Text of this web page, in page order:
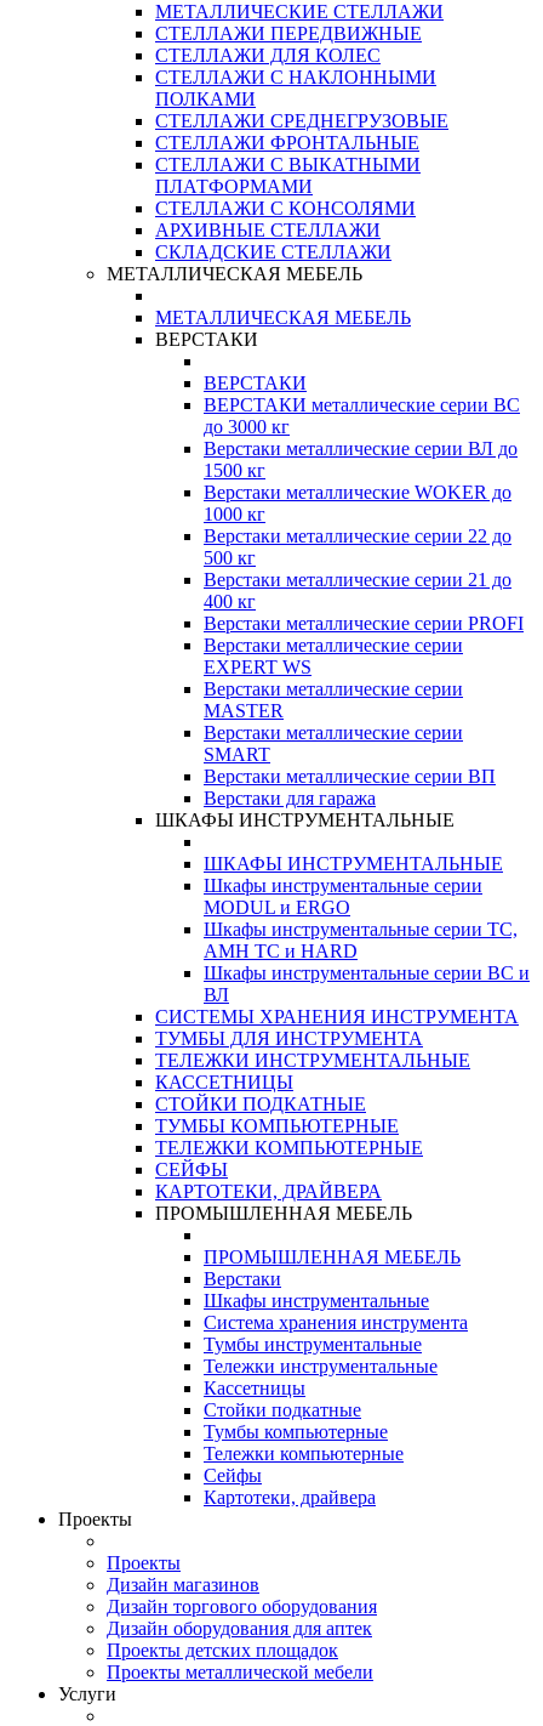
МЕТАЛЛИЧЕСКИЕ СТЕЛЛАЖИ
СТЕЛЛАЖИ ПЕРЕДВИЖНЫЕ
СТЕЛЛАЖИ ДЛЯ КОЛЕС
СТЕЛЛАЖИ С НАКЛОННЫМИ
ПОЛКАМИ
СТЕЛЛАЖИ СРЕДНЕГРУЗОВЫЕ
СТЕЛЛАЖИ ФРОНТАЛЬНЫЕ
СТЕЛЛАЖИ С ВЫКАТНЫМИ
ПЛАТФОРМАМИ
СТЕЛЛАЖИ С КОНСОЛЯМИ
АРХИВНЫЕ СТЕЛЛАЖИ
СКЛАДСКИЕ СТЕЛЛАЖИ
МЕТАЛЛИЧЕСКАЯ МЕБЕЛЬ
МЕТАЛЛИЧЕСКАЯ МЕБЕЛЬ
ВЕРСТАКИ
ВЕРСТАКИ
ВЕРСТАКИ металлические серии ВС
до 3000 кг
Верстаки металлические серии ВЛ до
1500 кг
Верстаки металлические WOKER до
1000 кг
Верстаки металлические серии 22 до
500 кг
Верстаки металлические серии 21 до
400 кг
Верстаки металлические серии PROFI
Верстаки металлические серии
EXPERT WS
Верстаки металлические серии
MASTER
Верстаки металлические серии
SMART
Верстаки металлические серии ВП
Верстаки для гаража
ШКАФЫ ИНСТРУМЕНТАЛЬНЫЕ
ШКАФЫ ИНСТРУМЕНТАЛЬНЫЕ
Шкафы инструментальные серии
MODUL и ERGO
Шкафы инструментальные серии ТС,
АМН ТС и HARD
Шкафы инструментальные серии ВС и
ВЛ
СИСТЕМЫ ХРАНЕНИЯ ИНСТРУМЕНТА
ТУМБЫ ДЛЯ ИНСТРУМЕНТА
ТЕЛЕЖКИ ИНСТРУМЕНТАЛЬНЫЕ
КАССЕТНИЦЫ
СТОЙКИ ПОДКАТНЫЕ
ТУМБЫ КОМПЬЮТЕРНЫЕ
ТЕЛЕЖКИ КОМПЬЮТЕРНЫЕ
СЕЙФЫ
КАРТОТЕКИ, ДРАЙВЕРА
ПРОМЫШЛЕННАЯ МЕБЕЛЬ
ПРОМЫШЛЕННАЯ МЕБЕЛЬ
Верстаки
Шкафы инструментальные
Система хранения инструмента
Тумбы инструментальные
Тележки инструментальные
Кассетницы
Стойки подкатные
Тумбы компьютерные
Тележки компьютерные
Сейфы
Картотеки, драйвера
Проекты
Проекты
Дизайн магазинов
Дизайн торгового оборудования
Дизайн оборудования для аптек
Проекты детских площадок
Проекты металлической мебели
Услуги